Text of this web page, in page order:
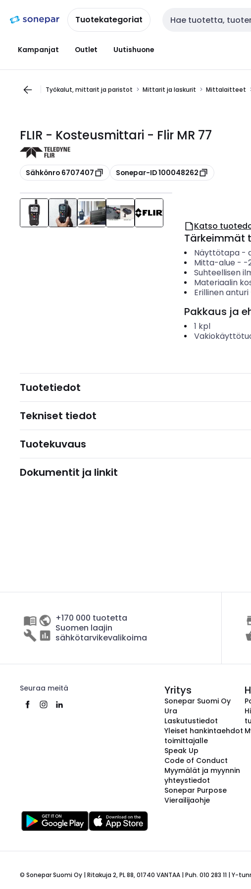
navigointiinsisältöönTuotekategoriat Haku
Kampanjat Outlet Uutishuone
Työkalut, mittarit ja paristot Mittarit ja laskurit Mittalaitteet
FLIR - Kosteusmittari - Flir MR 77
Kopioi
Sähkönro 6707407 Kopioi
Sonepar-ID 100048262
Katso
Tärkeimmät
Näyttötapa-
Mitta-alue - -
Suhteellisen
Materiaalin
Erillinen anturi
Pakkaus ja
1 kpl
Tuotetiedot
Tekniset tiedot
Tuotekuvaus
Dokumentit ja linkit
+170 000 tuotetta
Suomen laajin
sähkötarvikevalikoima
Seuraa meitä Yritys
Sonepar Suomi Oy
Ura
Laskutustiedot
Yleiset hankintaehdot
toimittajalle
Speak Up
Code of Conduct
Myymälät ja myynnin
yhteystiedot
Sonepar Purpose
Vierailijaohje
© Sonepar Suomi Oy | Ritakuja 2, PL 88, 01740 VANTAA | Puh. 010 283 11 | Y-